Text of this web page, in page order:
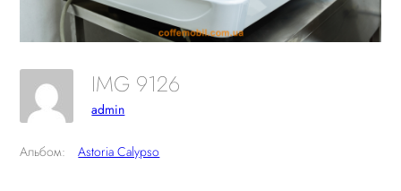
IMG 9126
admin
Альбом: Astoria Calypso